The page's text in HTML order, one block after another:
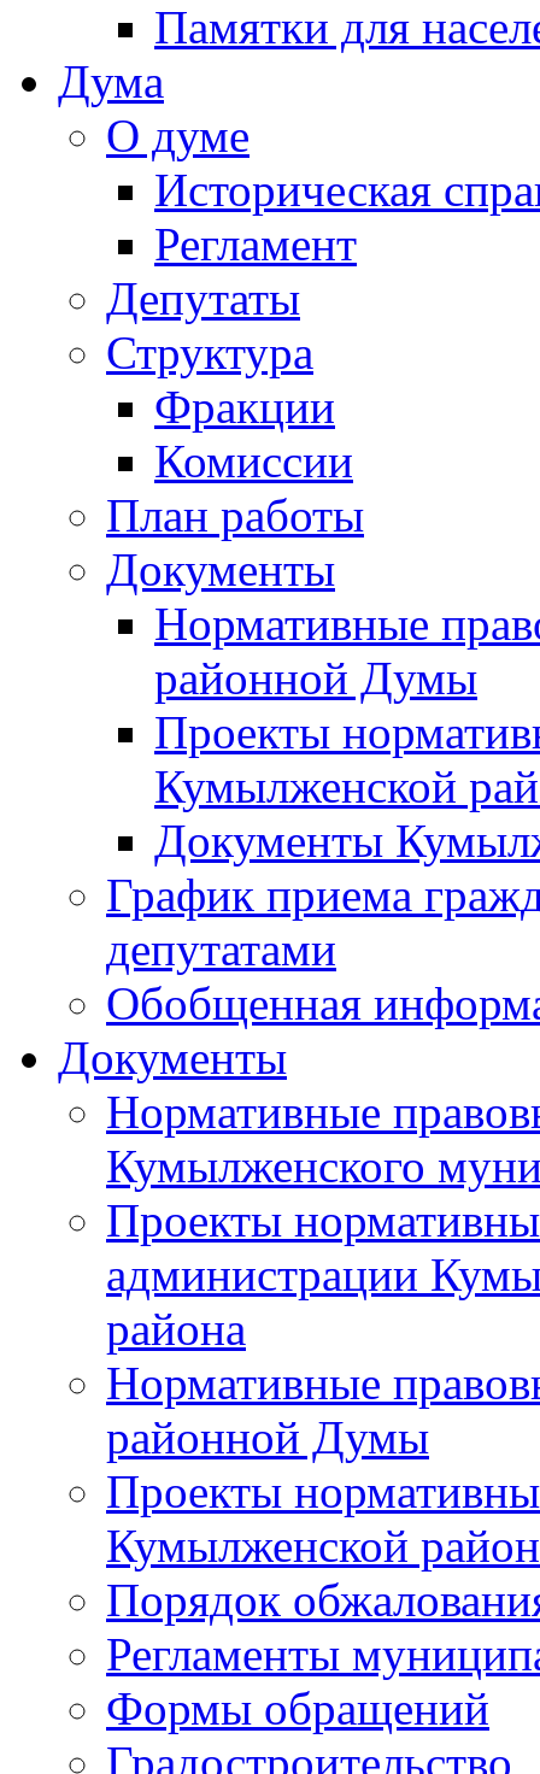
Памятки для
Дума
О думе
Историческая
Регламент
Депутаты
Структура
Фракции
Комиссии
План работы
Документы
Нормативные
районной Думы
Проекты
Кумылженской
Документы
График приема
депутатами
Обобщенная
Документы
Нормативные
Кумылженского
Проекты
администрации
района
Нормативные
районной Думы
Проекты
Кумылженской
Порядок
Регламенты
Формы обращений
Градостроительство